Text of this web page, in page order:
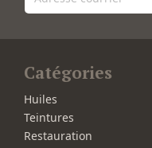
Catégories
Huiles
Teintures
Restauration